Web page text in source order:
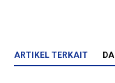
ARTIKEL TERKAIT